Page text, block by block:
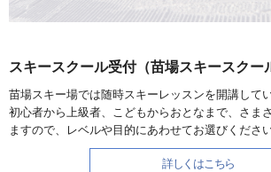
スキースクール受付（苗場スキースクー
苗場スキー場では随時スキーレッスンを開講してい
初心者から上級者、こどもからおとなまで、さま
ますので、レベルや目的にあわせてお選びください
詳しくはこちら